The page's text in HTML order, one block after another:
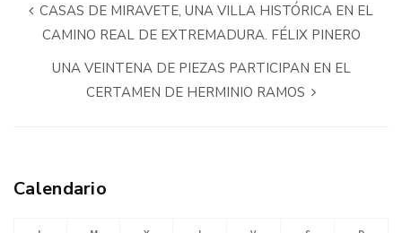
CASAS DE MIRAVETE, UNA VILLA HISTÓRICA EN EL
CAMINO REAL DE EXTREMADURA. FÉLIX PINERO
UNA VEINTENA DE PIEZAS PARTICIPAN EN EL
CERTAMEN DE HERMINIO RAMOS
Calendario